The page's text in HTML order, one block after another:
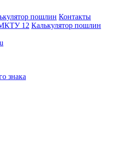
пошлин Контакты
12 Калькулятор пошлин
знака